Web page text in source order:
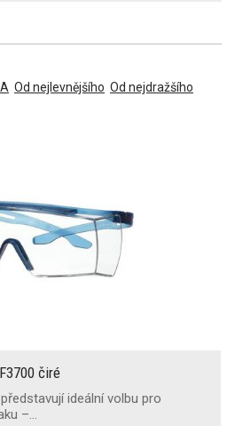
COVID-19
Od nejlevnějšího Od nejdražšího
čiré
ideální volbu pro
–…